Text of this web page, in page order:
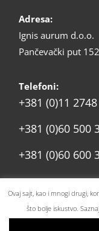
Adresa:
Ignis aurum d.o.o.
Pančevački put
Telefoni:
+381 (0)11
+381 (0)60 500
+381 (0)60 600
Ovaj sajt, kao i mnogi drugi,
što bolje iskustvo.